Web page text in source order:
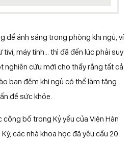
để ánh sáng trong phòng khi ngủ, ví
máy tính... thì đã đến lúc phải suy
nghiên cứu mới cho thấy rằng tất cả
ban đêm khi ngủ có thể làm tăng
đề sức khỏe.
bố trong Kỷ yếu của Viện Hàn
các nhà khoa học đã yêu cầu 20